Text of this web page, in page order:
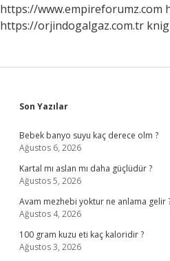
https://www.empireforumz.com
https://orjindogalgaz.com.tr
Sidebar
Son Yazılar
Bebek banyo suyu kaç derece olm ?
Ağustos 6, 2026
Kartal mı aslan mı daha güçlüdür ?
Ağustos 5, 2026
Avam mezhebi yoktur ne anlama gelir
Ağustos 4, 2026
100 gram kuzu eti kaç kaloridir ?
Ağustos 3, 2026